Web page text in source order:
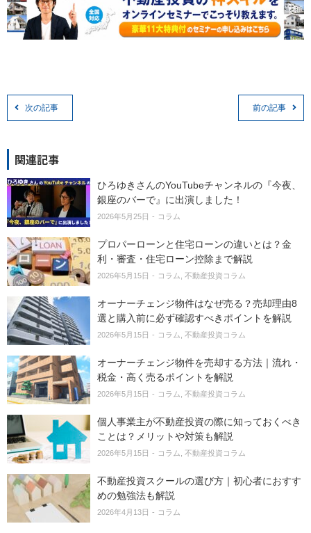
前の記事
次の記事
関連記事
ひろゆきさんのYouTubeチャンネルの『今夜、
銀座のバーで』に出演しました！
2026年5月25日 コラム
プロパーローンと住宅ローンの違いとは？金
利・審査・住宅ローン控除まで解説
2026年5月15日 コラム 不動産投資コラム
オーナーチェンジ物件はなぜ売る？売却理由8
選と購入前に必ず確認すべきポイントを解説
2026年5月15日 コラム 不動産投資コラム
オーナーチェンジ物件を売却する方法｜流れ・
税金・高く売るポイントを解説
2026年5月15日 コラム 不動産投資コラム
個人事業主が不動産投資の際に知っておくべき
ことは？メリットや対策も解説
2026年5月15日 コラム 不動産投資コラム
不動産投資スクールの選び方｜初心者におすす
めの勉強法も解説
2026年4月13日 コラム